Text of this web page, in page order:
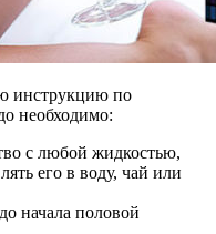
инструкцию по
необходимо:
с любой жидкостью,
его в воду, чай или
начала половой